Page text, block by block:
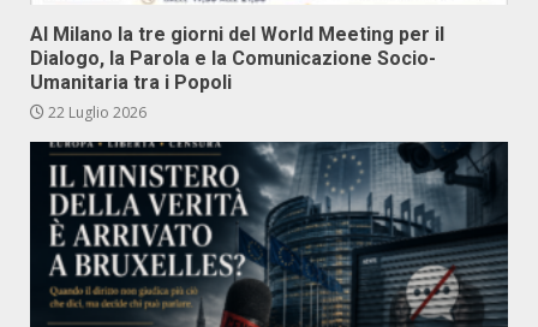
Al Milano la tre giorni del World Meeting per il
Dialogo, la Parola e la Comunicazione Socio-
Umanitaria tra i Popoli
22 Luglio 2026